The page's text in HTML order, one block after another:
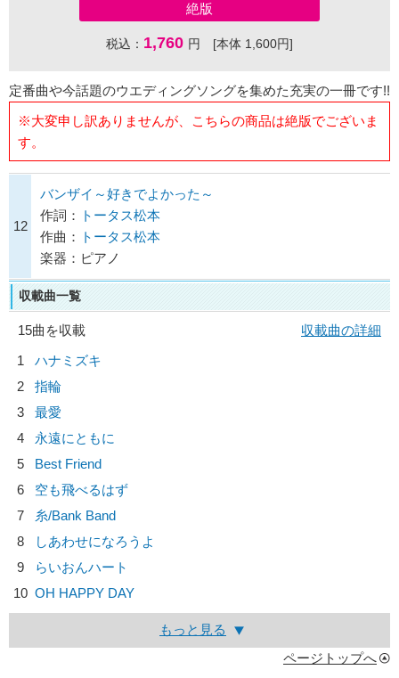
絶版
税込： 1,760 円 [本体 1,600円]
定番曲や今話題のウエディングソングを集めた充実の一冊です!!
※大変申し訳ありませんが、こちらの商品は絶版でございま
す。
12
バンザイ～好きでよかった～
作詞：
トータス松本
作曲：
トータス松本
楽器：ピアノ
収載曲一覧
15曲を収載
収載曲の詳細
1
ハナミズキ
2
指輪
3
最愛
4
永遠にともに
5
Best Friend
6
空も飛べるはず
7
糸/Bank Band
8
しあわせになろうよ
9
らいおんハート
10 OH HAPPY DAY
もっと見る
ページトップへ